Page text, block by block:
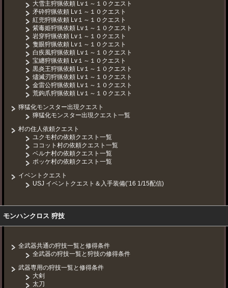
大雪主狩猟依頼 Lv１～１０クエスト
矛砕狩猟依頼 Lv１～１０クエスト
紅兜狩猟依頼 Lv１～１０クエスト
紫毒姫狩猟依頼 Lv１～１０クエスト
岩穿狩猟依頼 Lv１～１０クエスト
隻眼狩猟依頼 Lv１～１０クエスト
白疾風狩猟依頼 Lv１～１０クエスト
宝纏狩猟依頼 Lv１～１０クエスト
黒炎王狩猟依頼 Lv１～１０クエスト
燼滅刃狩猟依頼 Lv１～１０クエスト
金雷公狩猟依頼 Lv１～１０クエスト
荒鉤爪狩猟依頼 Lv１～１０クエスト
獰猛化モンスター出現クエスト
獰猛化モンスター出現クエスト一覧
村の住人依頼クエスト
ユクモ村の依頼クエスト一覧
ココット村の依頼クエスト一覧
ベルナ村の依頼クエスト一覧
ポッケ村の依頼クエスト一覧
イベントクエスト
USJ イベントクエスト＆入手装備(’16 1/15配信)
モンハンクロス 狩技
全武器共通の狩技一覧と修得条件
全武器の狩技一覧と狩技の修得条件
武器専用の狩技一覧と修得条件
大剣
太刀